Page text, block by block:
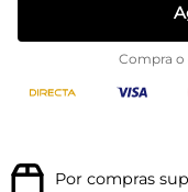
Compra
Por compras